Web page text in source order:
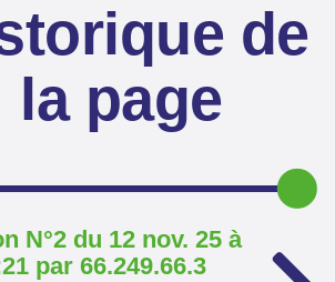
de
la page
N°2 du 12 nov. 25 à
par 66.249.66.3